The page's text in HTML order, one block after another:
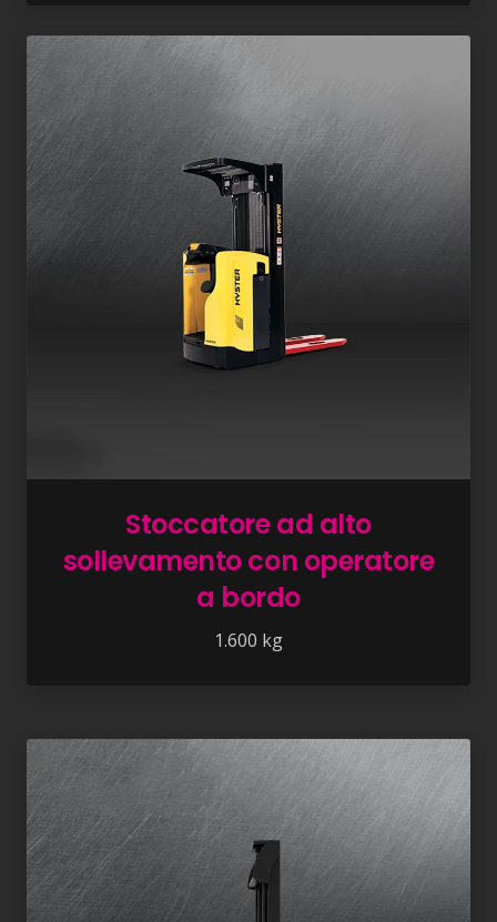
Stoccatore ad alto
sollevamento con operatore
a bordo
1.600 kg